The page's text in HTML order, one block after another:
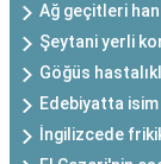
Ağ geçitleri
Şeytani yerli
Göğüs
Edebiyatta isim
İngilizcede